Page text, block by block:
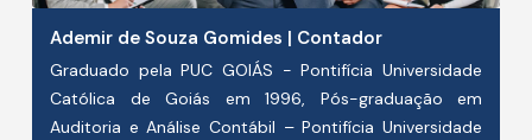
Ademir de Souza Gomides | Contador
Graduado pela PUC GOIÁS - Pontifícia Universidade
Católica de Goiás em 1996, Pós-graduação em
Auditoria e Análise Contábil – Pontifícia Universidade